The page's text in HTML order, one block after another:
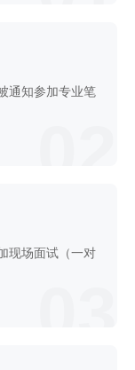
通知参加专业笔
现场面试（一对